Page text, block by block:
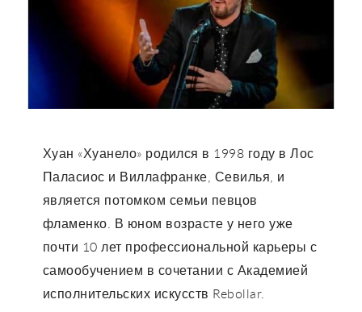
Хуан «Хуанело» родился в 1998 году в Лос
Паласиос и Виллафранке, Севилья, и
является потомком семьи певцов
фламенко. В юном возрасте у него уже
почти 10 лет профессиональной карьеры с
самообучением в сочетании с Академией
исполнительских искусств Rebollar.